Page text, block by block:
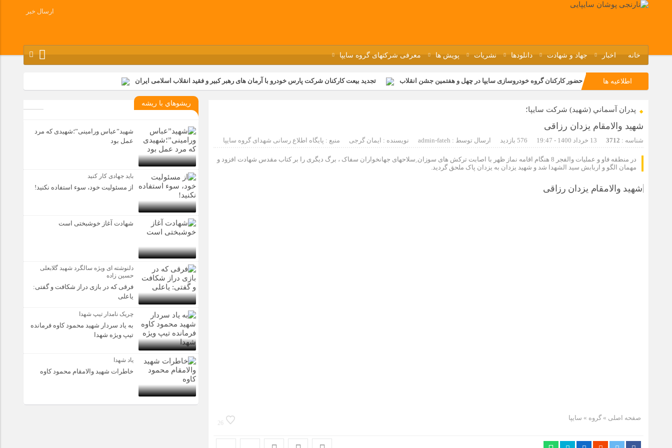
ارسال خبر
خانه اخبار جهاد و شهادت دانلودها نشریات پویش ها معرفی شرکتهای گروه سایپا
اطلاعیه ها حضور کارکنان گروه خودروسازی سایپا در چهل و هفتمین جشن انقلاب تجدید بیعت کارکنان شرکت پارس خودرو با آرمان های رهبر کبیر و فقید انقلاب اسلامی ایران
مراسم عزاداری و ذکرمصیبت سالروز شهادت امام محمدتقی(ع) در شرکت زامیاد
تجربه‌ای میدانی از صنعت برای دانش‌آموزان فنی‌وحرفه‌ای؛ بازدید دانش‌آموزان از خطوط تولید مگاموتور مراسم بزرگداشت سالروز آزادسازی خرمشهر در شرکت پارس خودرو برگزار شد
مراسم گرامیداشت سالروز آزادسازی خرمشهر در نمازخانه فاطمیه مگاموتور تیم شهدای مگاموتور در بزرگترین مسابقات گل کوچک جهان شرکت کرد
پدران آسماني (شهيد) شركت سايپا؛
شهید والامقام یزدان رزاقی
شناسه : 3712 13 خرداد 1400 - 19:47 ارسال توسط : admin-fateh نویسنده : ایمان گرجی منبع : پایگاه اطلاع رسانی شهدای گروه سایپا
در منطقه فاو و عملیات والفجر 8 هنگام اقامه نماز ظهر با اصابت ترکش های سوزان ِسلاحهای جهانخواران سفاک ، برگ دیگری را بر کتاب مقدس شهادت افزود و
مهمان الگو و اربابش سید الشهدا شد و شهید یزدان به یزدان پاک ملحق گردید.
صفحه اصلی » گروه » سایپا
26
ريشوهاي با ريشه
شهید”عباس ورامینی”؛شهیدی که مرد
عمل بود
باید جهادی کار کنید
از مسئولیت خود، سوء استفاده نکنید!
شهادت آغاز خوشبختی است
دلنوشته ای ویژه سالگرد شهید گلابعلی
حسین زاده
فرقی که در بازی دراز شکافت و گفتی:
یاعلی
چریک نامدار تیپ شهدا
به یاد سردار شهید محمود کاوه فرمانده
تیپ ویژه شهدا
یاد شهدا
خاطرات شهید والامقام محمود کاوه‌